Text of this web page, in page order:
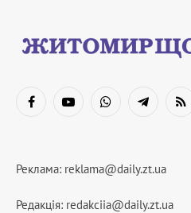
FacebookYouTubeWhatsAppTelegramRSS
Реклама: reklama@daily.zt.ua
Редакція: redakciia@daily.zt.ua